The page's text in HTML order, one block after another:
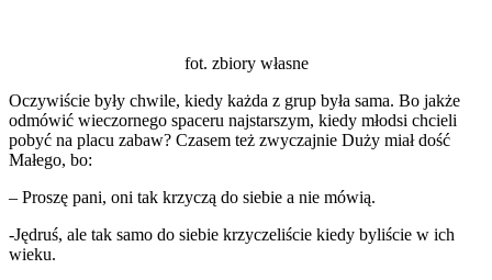
fot. zbiory własne
Oczywiście były chwile, kiedy każda z grup była sama. Bo jakże
odmówić wieczornego spaceru najstarszym, kiedy młodsi chcieli
pobyć na placu zabaw? Czasem też zwyczajnie Duży miał dość
Małego, bo:
– Proszę pani, oni tak krzyczą do siebie a nie mówią.
-Jędruś, ale tak samo do siebie krzyczeliście kiedy byliście w ich
wieku.